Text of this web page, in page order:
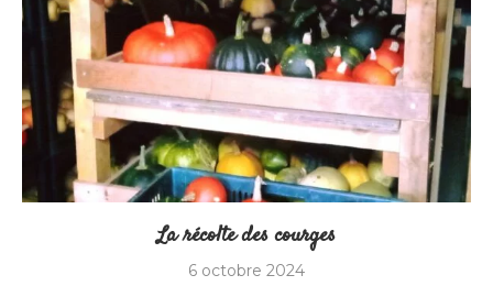
La récolte des courges
6 octobre 2024